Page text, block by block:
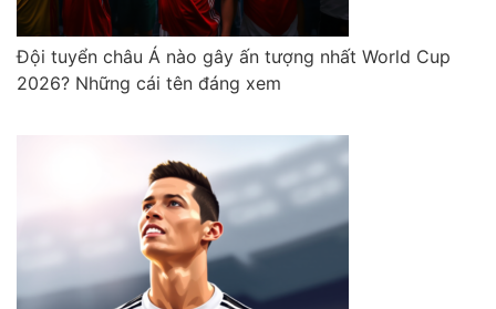
Đội tuyển châu Á nào gây ấn tượng nhất World Cup
2026? Những cái tên đáng xem